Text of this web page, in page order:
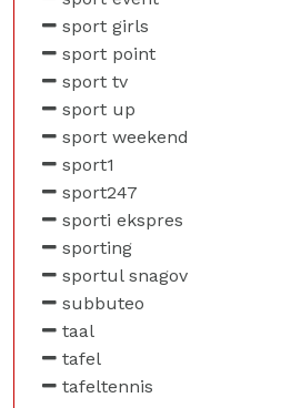
sport girls
sport point
sport tv
sport up
sport weekend
sport1
sport247
sporti ekspres
sporting
sportul snagov
subbuteo
taal
tafel
tafeltennis